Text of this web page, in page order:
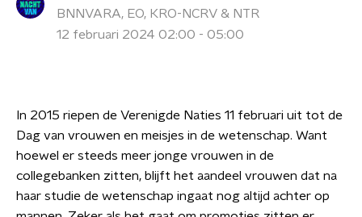
BNNVARA, EO, KRO-NCRV & NTR
12 februari 2024 02:00 - 05:00
In 2015 riepen de Verenigde Naties 11 februari uit tot de
Dag van vrouwen en meisjes in de wetenschap. Want
hoewel er steeds meer jonge vrouwen in de
collegebanken zitten, blijft het aandeel vrouwen dat na
haar studie de wetenschap ingaat nog altijd achter op